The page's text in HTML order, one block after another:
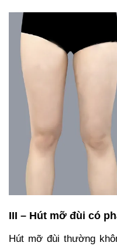
III – Hút mỡ đùi có
Hút mỡ đùi thường